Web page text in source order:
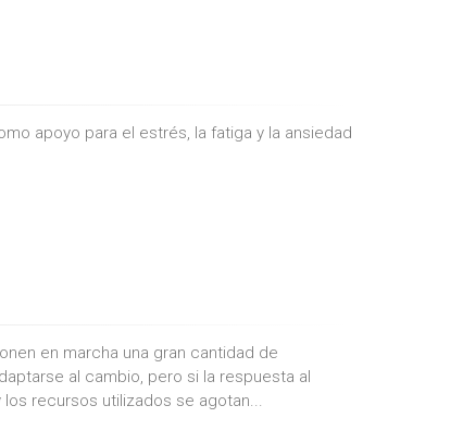
apoyo para el estrés, la fatiga y la ansiedad
en marcha una gran cantidad de
al cambio, pero si la respuesta al
recursos utilizados se agotan...